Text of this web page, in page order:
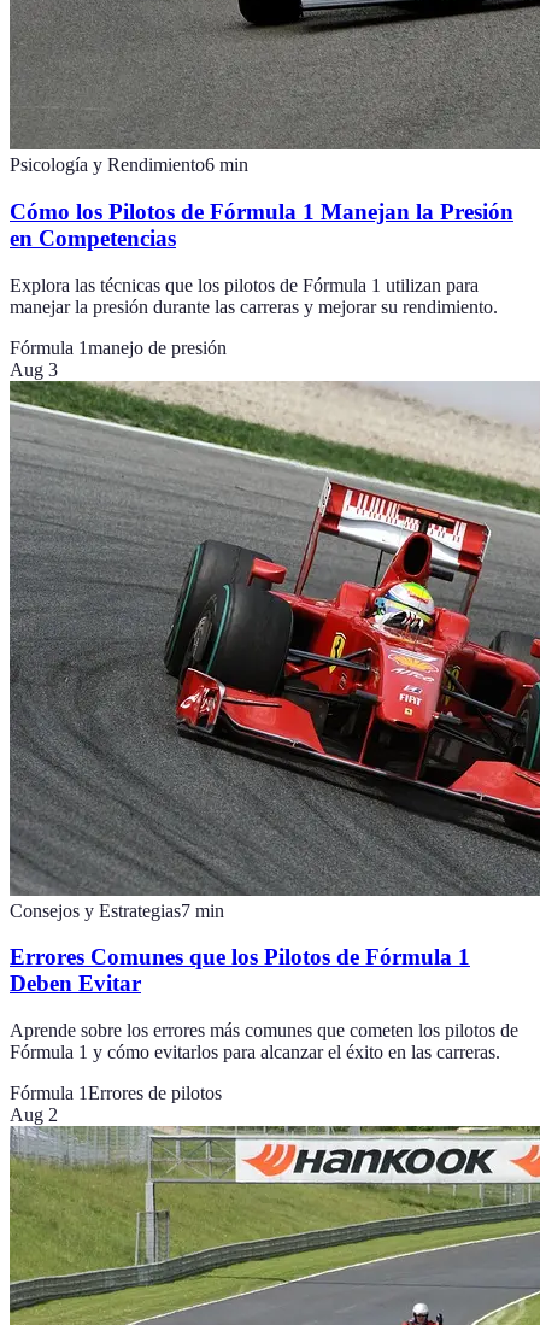
Psicología y Rendimiento6 min
Cómo los Pilotos de Fórmula 1 Manejan la Presión
en Competencias
Explora las técnicas que los pilotos de Fórmula 1 utilizan para
manejar la presión durante las carreras y mejorar su rendimiento.
Fórmula 1manejo de presión
Aug 3
Consejos y Estrategias7 min
Errores Comunes que los Pilotos de Fórmula 1
Deben Evitar
Aprende sobre los errores más comunes que cometen los pilotos de
Fórmula 1 y cómo evitarlos para alcanzar el éxito en las carreras.
Fórmula 1Errores de pilotos
Aug 2